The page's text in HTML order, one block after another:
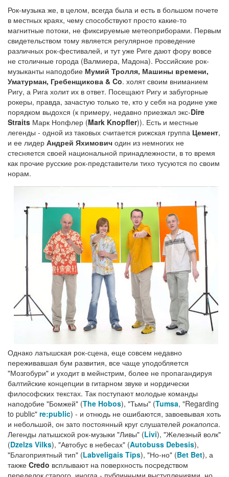
Рок-музыка же, в целом, всегда была и есть в большом почете
в местных краях, чему способствуют просто какие-то
магнитные потоки, не фиксируемые метеоприборами. Первым
свидетельством тому является регулярное проведение
различных рок-фестивалей, и тут уже Риге дают фору вовсе
не столичные города (Валмиера, Мадона). Российские рок-
музыканты наподобие Мумий Тролля, Машины времени,
Уматурман, Гребенщикова & Co. холят своим вниманием
Ригу, а Рига холит их в ответ. Посещают Ригу и забугорные
рокеры, правда, зачастую только те, кто у себя на родине уже
порядком выдохся (к примеру, недавно приезжал экс-Dire
Straits Марк Нопфлер (Mark Knopfler)). Есть и местные
легенды - одной из таковых считается рижская группа Цемент,
и ее лидер Андрей Яхимович один из немногих не
стесняется своей национальной принадлежности, в то время
как прочие русские рок-представители тихо тусуются по своим
норам.
Однако латышская рок-сцена, еще совсем недавно
переживавшая бум развития, все чаще уподобляется
"Мозгобури" и уходит в мейнстрим, более не пропагандируя
балтийские концепции в гитарном звуке и нордически
философских текстах. Так поступают молодые команды
наподобие "Бомжей" (The Hobos), "Тьмы" (Tumsa, "Regarding
to public" re:public) - и отнюдь не ошибаются, завоевывая хоть
и небольшой, он зато постоянный круг слушателей рокапопса.
Легенды латышской рок-музыки "Ливы" (Livi), "Железный волк"
(Dzelzs Vilks), "Автобус в небесах" (Autobuss Debesis),
"Благоприятный тип" (Labveligais Tips), "Но-но" (Bet Bet), а
также Credo всплывают на поверхность посредством
переделок старого, иногда - публичными выступлениями, но